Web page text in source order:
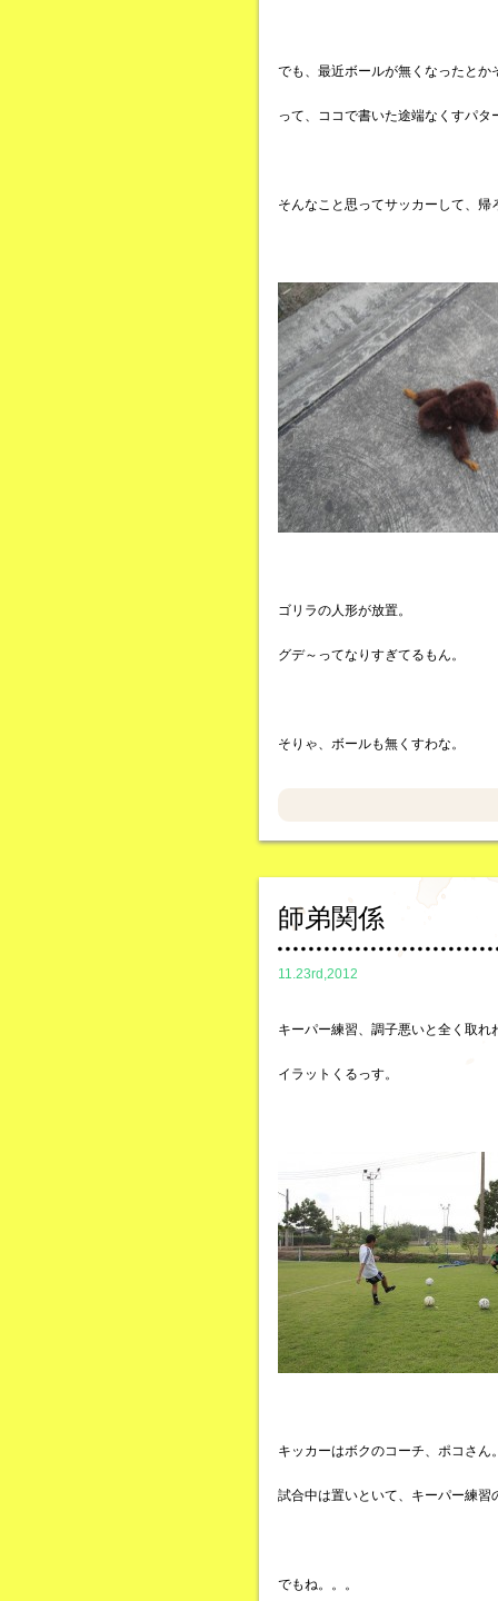
でも、最近ボールが無くなったとか
って、ココで書いた途端なくすパ
そんなこと思ってサッカーして、
ゴリラの人形が放置。
グデ～ってなりすぎてるもん。
そりゃ、ボールも無くすわな。
師弟関係
11.23rd,2012
キーパー練習、調子悪いと全く取れ
イラットくるっす。
キッカーはボクのコーチ、ポコさん
試合中は置いといて、キーパー練習
でもね。。。